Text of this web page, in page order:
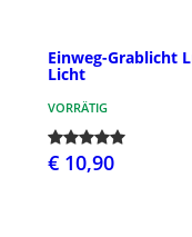
Einweg-Grablicht
Licht
VORRÄTIG
€ 10,90